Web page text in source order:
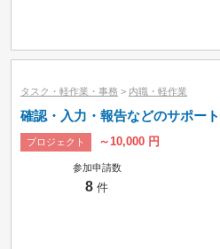
タスク・軽作業・事務 > 内職・軽作業
確認・入力・報告などのサポー
プロジェクト ～10,000 円
参加申請数
8 件